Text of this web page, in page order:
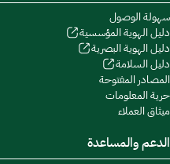
سهولة الوصول
دليل الهوية المؤسسية
دليل الهوية البصرية
دليل السلامة
المصادر المفتوحة
حرية المعلومات
ميثاق العملاء
الدعم والمساعدة